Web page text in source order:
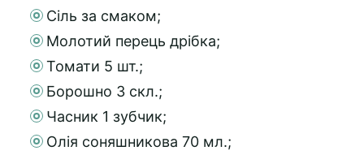
Сіль за смаком;
Молотий перець дрібка;
Томати 5 шт.;
Борошно 3 скл.;
Часник 1 зубчик;
Олія соняшникова 70 мл.;